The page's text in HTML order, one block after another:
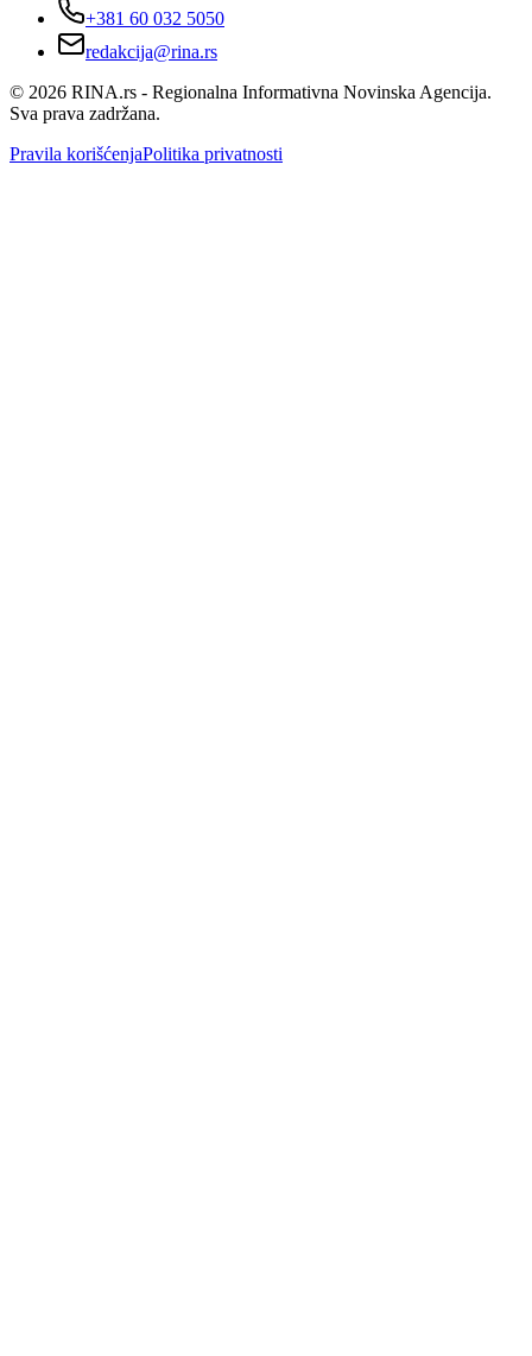
+381 60 032 5050
redakcija@rina.rs
© 2026 RINA.rs - Regionalna Informativna Novinska Agencija.
Sva prava zadržana.
Pravila korišćenjaPolitika privatnosti